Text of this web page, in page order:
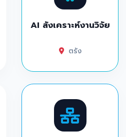
AI สังเคราะห์งานวิจัย
ตรัง